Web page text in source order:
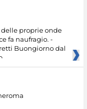
proprie onde
fa naufragio. -
Buongiorno dal